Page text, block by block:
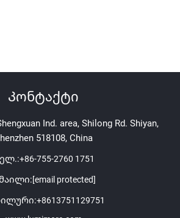
Კონტაქტი
Ind. area, Shilong Rd. Shiyan,
518108, China
+86-755-2760 1751
[email protected]
+8613751129751